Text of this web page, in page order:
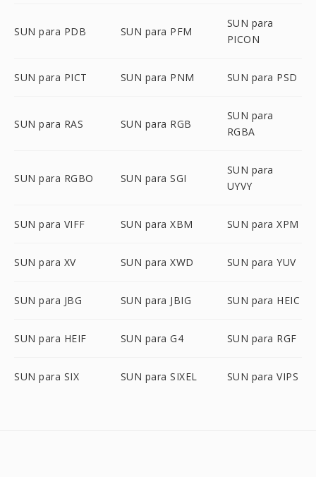
SUN para PDB SUN para PFM
SUN para
PICON
SUN para PICT SUN para PNM SUN para PSD
SUN para RAS SUN para RGB
SUN para
RGBA
SUN para RGBO SUN para SGI
SUN para
UYVY
SUN para VIFF SUN para XBM SUN para XPM
SUN para XV SUN para XWD SUN para YUV
SUN para JBG SUN para JBIG SUN para HEIC
SUN para HEIF SUN para G4 SUN para RGF
SUN para SIX SUN para SIXEL SUN para VIPS